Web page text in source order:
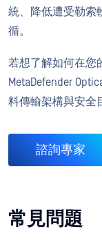
統、降低遭受勒索
循。
若想了解如何在您
MetaDefender
料傳輸架構與安全
諮詢專家
常見問題